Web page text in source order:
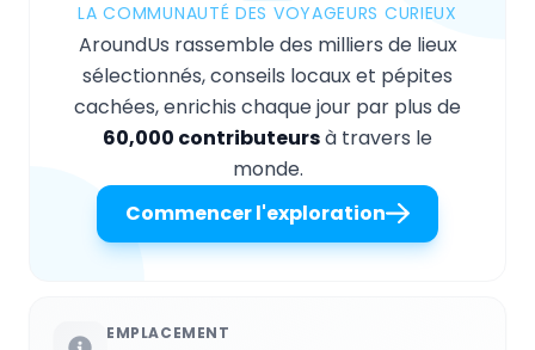
LA COMMUNAUTÉ DES VOYAGEURS CURIEUX
AroundUs rassemble des milliers de lieux
sélectionnés, conseils locaux et pépites
cachées, enrichis chaque jour par plus de
60,000 contributeursà travers le
monde.
Commencer l'exploration
EMPLACEMENT